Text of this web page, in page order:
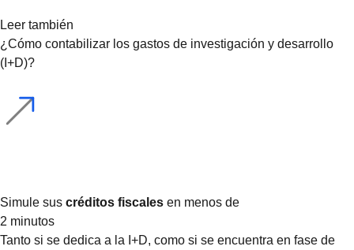
Leer también
¿Cómo contabilizar los gastos de investigación y desarrollo
(I+D)?
Simule sus créditos fiscales en menos de
2 minutos
Tanto si se dedica a la I+D, como si se encuentra en fase de